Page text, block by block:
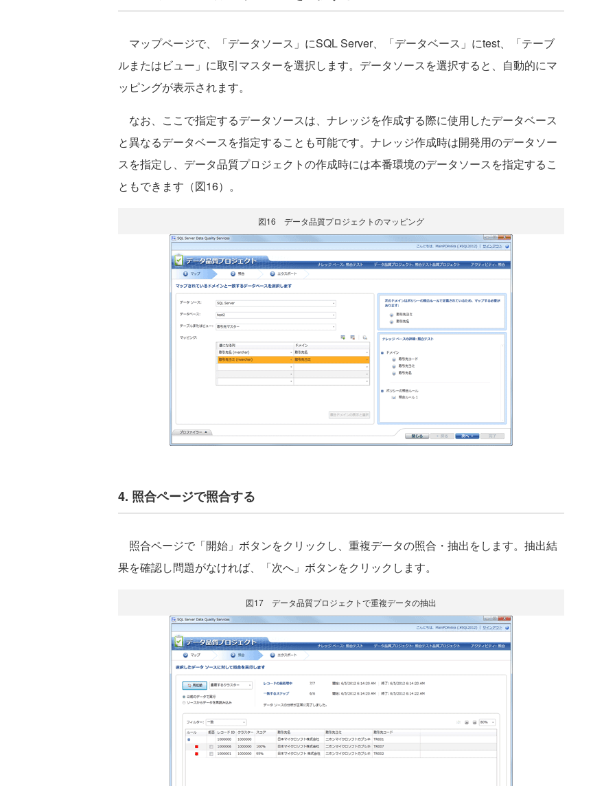
マップページで、「データソース」にSQL Server、「データベース」にtest、「テーブ
ルまたはビュー」に取引マスターを選択します。データソースを選択すると、自動的にマ
ッピングが表示されます。
なお、ここで指定するデータソースは、ナレッジを作成する際に使用したデータベース
と異なるデータベースを指定することも可能です。ナレッジ作成時は開発用のデータソー
スを指定し、データ品質プロジェクトの作成時には本番環境のデータソースを指定するこ
ともできます（図16）。
図16 データ品質プロジェクトのマッピング
4. 照合ページで照合する
照合ページで「開始」ボタンをクリックし、重複データの照合・抽出をします。抽出結
果を確認し問題がなければ、「次へ」ボタンをクリックします。
図17 データ品質プロジェクトで重複データの抽出